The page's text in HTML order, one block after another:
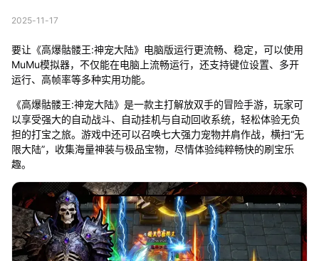
2025-11-17
要让《高爆骷髅王:神宠大陆》电脑版运行更流畅、稳定，可以使用
MuMu模拟器，不仅能在电脑上流畅运行，还支持键位设置、多开
运行、高帧率等多种实用功能。
《高爆骷髅王:神宠大陆》是一款主打解放双手的冒险手游，玩家可
以享受强大的自动战斗、自动挂机与自动回收系统，轻松体验无负
担的打宝之旅。游戏中还可以召唤七大强力宠物并肩作战，横扫“无
限大陆”，收集海量神装与极品宝物，尽情体验纯粹畅快的刷宝乐
趣。